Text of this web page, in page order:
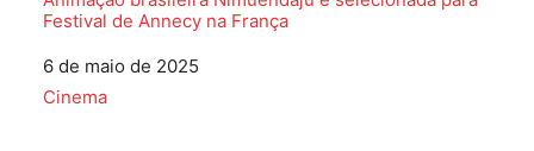
Festival de Annecy na França
Data
6 de maio de 2025
Em relação a
Cinema